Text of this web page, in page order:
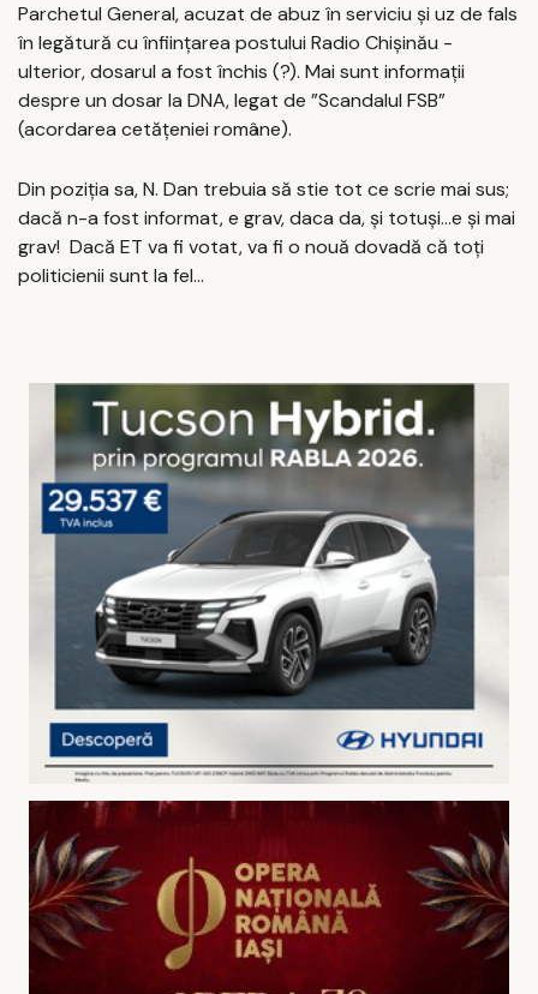
Parchetul General, acuzat de abuz în serviciu și uz de fals
în legătură cu înființarea postului Radio Chișinău -
ulterior, dosarul a fost închis (?). Mai sunt informații
despre un dosar la DNA, legat de ”Scandalul FSB”
(acordarea cetățeniei române).
Din poziția sa, N. Dan trebuia să stie tot ce scrie mai sus;
dacă n-a fost informat, e grav, daca da, și totuși...e și mai
grav! Dacă ET va fi votat, va fi o nouă dovadă că toți
politicienii sunt la fel...